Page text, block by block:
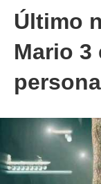
Último
Mario 3
persona